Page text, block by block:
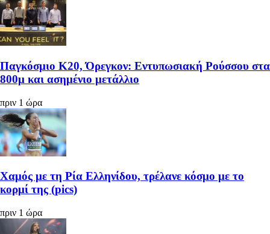
Παγκόσμιο Κ20, Όρεγκον: Εντυπωσιακή Ρούσσου στα
800μ και ασημένιο μετάλλιο
πριν 1 ώρα
Χαμός με τη Ρία Ελληνίδου, τρέλανε κόσμο με το
κορμί της (pics)
πριν 1 ώρα